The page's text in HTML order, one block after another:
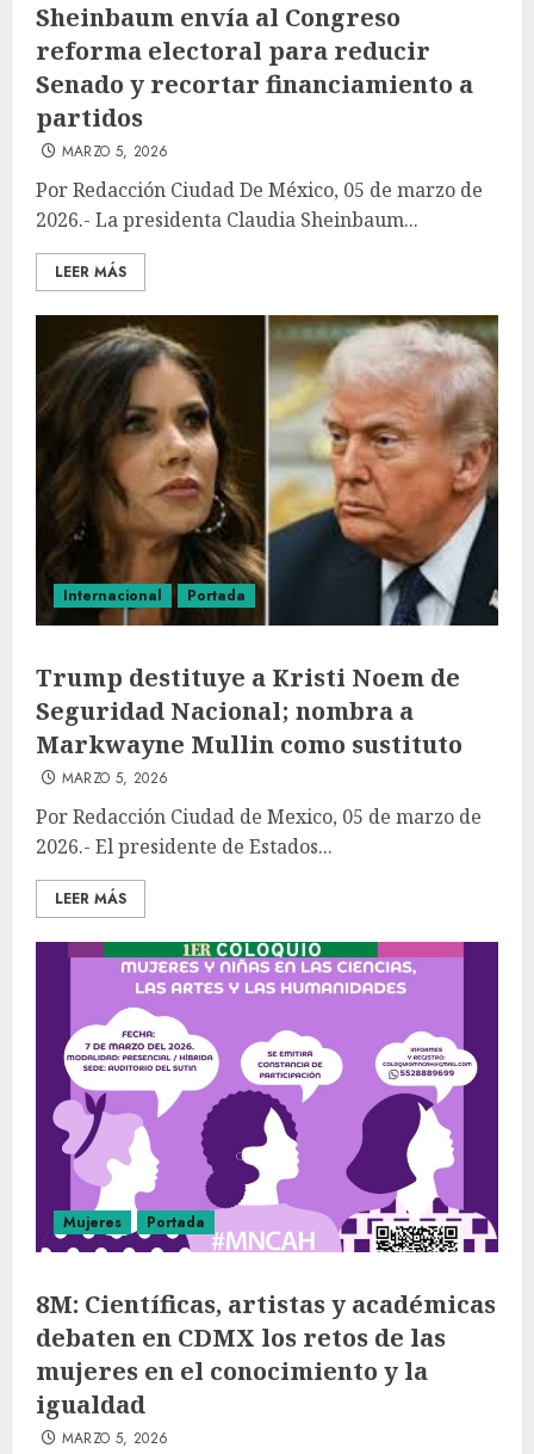
Sheinbaum envía al Congreso
reforma electoral para reducir
Senado y recortar financiamiento a
partidos
MARZO 5, 2026
Por Redacción Ciudad De México, 05 de marzo de
2026.- La presidenta Claudia Sheinbaum...
LEER MÁS
Internacional Portada
Trump destituye a Kristi Noem de
Seguridad Nacional; nombra a
Markwayne Mullin como sustituto
MARZO 5, 2026
Por Redacción Ciudad de Mexico, 05 de marzo de
2026.- El presidente de Estados...
LEER MÁS
Mujeres Portada
8M: Científicas, artistas y académicas
debaten en CDMX los retos de las
mujeres en el conocimiento y la
igualdad
MARZO 5, 2026